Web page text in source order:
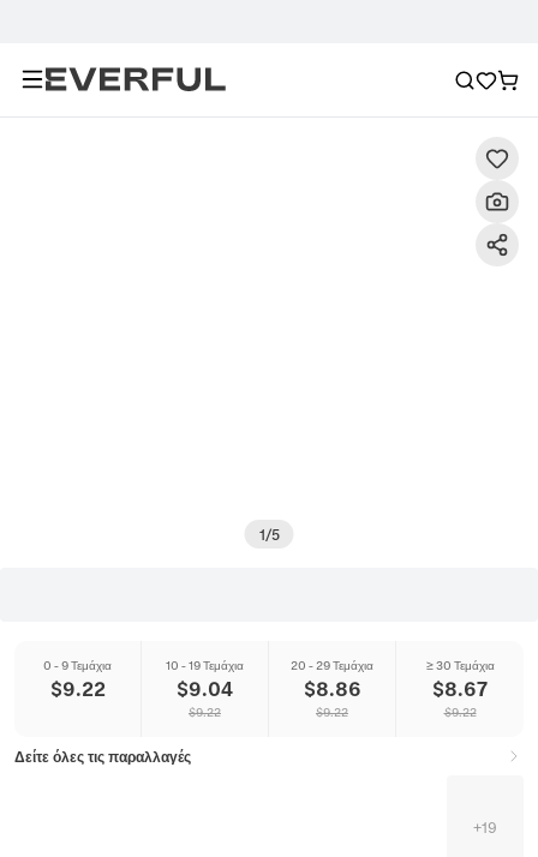
1/5
0 - 9 Τεμάχια
$9.22
10 - 19 Τεμάχια
$9.04
$9.22
20 - 29 Τεμάχια
$8.86
$9.22
≥ 30 Τεμάχια
$8.67
$9.22
Δείτε όλες τις παραλλαγές
+19